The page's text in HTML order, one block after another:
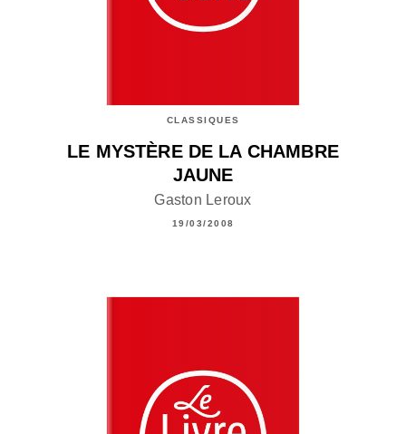
CLASSIQUES
LE MYSTÈRE DE LA CHAMBRE
JAUNE
Gaston Leroux
19/03/2008